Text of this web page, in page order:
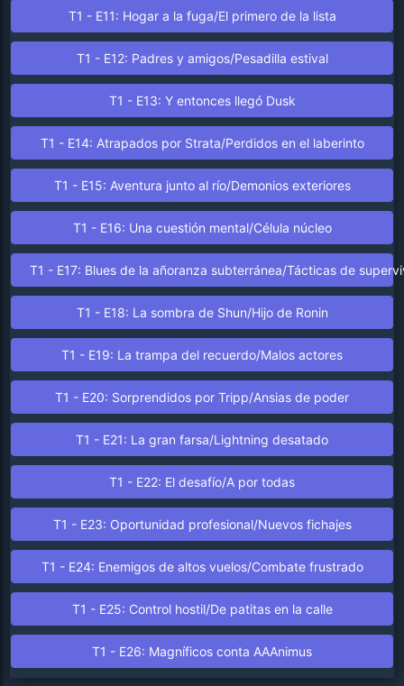
T1 - E11: Hogar a la fuga/El primero de la lista
T1 - E12: Padres y amigos/Pesadilla estival
T1 - E13: Y entonces llegó Dusk
T1 - E14: Atrapados por Strata/Perdidos en el laberinto
T1 - E15: Aventura junto al río/Demonios exteriores
T1 - E16: Una cuestión mental/Célula núcleo
T1 - E17: Blues de la añoranza subterránea/Tácticas de
T1 - E18: La sombra de Shun/Hijo de Ronin
T1 - E19: La trampa del recuerdo/Malos actores
T1 - E20: Sorprendidos por Tripp/Ansias de poder
T1 - E21: La gran farsa/Lightning desatado
T1 - E22: El desafío/A por todas
T1 - E23: Oportunidad profesional/Nuevos fichajes
T1 - E24: Enemigos de altos vuelos/Combate frustrado
T1 - E25: Control hostil/De patitas en la calle
T1 - E26: Magníficos conta AAAnimus